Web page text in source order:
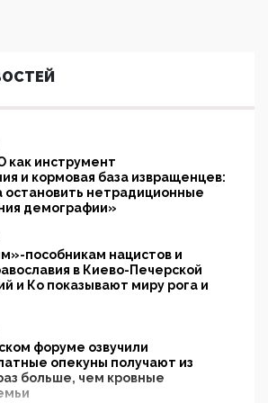
как инструмент
и кормовая база извращенцев:
остановить нетрадиционные
демографии»
пособникам нацистов и
в Киево-Печерской
и Ко показывают миру рога и
форуме озвучили
опекуны получают из
больше, чем кровные